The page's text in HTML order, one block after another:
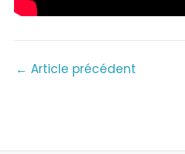
← Article précédent